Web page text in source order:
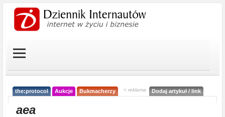
the:protocol Aukcje Bukmacherzy < reklama Dodaj artykuł / link
aea